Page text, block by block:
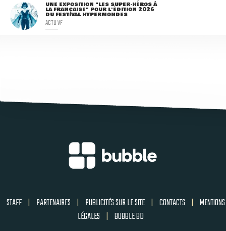
UNE EXPOSITION "LES SUPER-HÉROS À
LA FRANÇAISE" POUR L'ÉDITION 2026
DU FESTIVAL HYPERMONDES
ACTU VF
STAFF | PARTENAIRES | PUBLICITÉS SUR LE SITE | CONTACTS | MENTIONS
LÉGALES | BUBBLE BD